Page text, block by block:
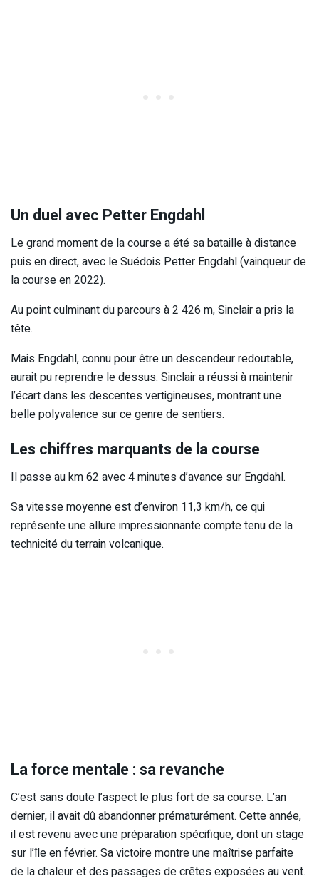
Un duel avec Petter Engdahl
Le grand moment de la course a été sa bataille à distance
puis en direct, avec le Suédois Petter Engdahl (vainqueur de
la course en 2022).
Au point culminant du parcours à 2 426 m, Sinclair a pris la
tête.
Mais Engdahl, connu pour être un descendeur redoutable,
aurait pu reprendre le dessus. Sinclair a réussi à maintenir
l’écart dans les descentes vertigineuses, montrant une
belle polyvalence sur ce genre de sentiers.
Les chiffres marquants de la course
Il passe au km 62 avec 4 minutes d’avance sur Engdahl.
Sa vitesse moyenne est d’environ 11,3 km/h, ce qui
représente une allure impressionnante compte tenu de la
technicité du terrain volcanique.
La force mentale : sa revanche
C’est sans doute l’aspect le plus fort de sa course. L’an
dernier, il avait dû abandonner prématurément. Cette année,
il est revenu avec une préparation spécifique, dont un stage
sur l’île en février. Sa victoire montre une maîtrise parfaite
de la chaleur et des passages de crêtes exposées au vent.